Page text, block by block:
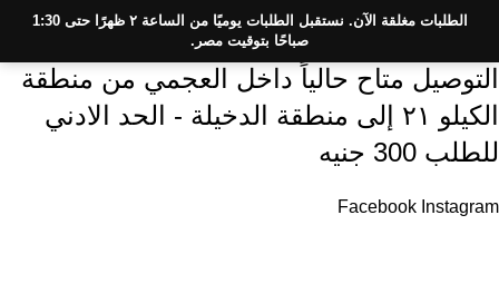
Skip to navigation
التوصيل متاح حالياً داخل العجمي من منطقة
الكيلو ٢١ إلى منطقة الدخيلة - الحد الادني
للطلب 300 جنيه
Facebook Instagram
الطلبات مغلقة الآن. نستقبل الطلبات يوميًا من الساعة ٢ ظهرًا حتى 1:30
صباحًا بتوقيت مصر.